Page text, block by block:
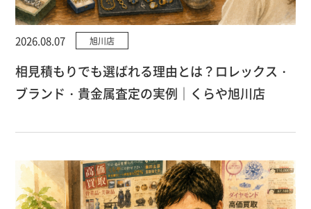
2026.08.07 旭川店
相見積もりでも選ばれる理由とは？ロレックス・
ブランド・貴金属査定の実例｜くらや旭川店